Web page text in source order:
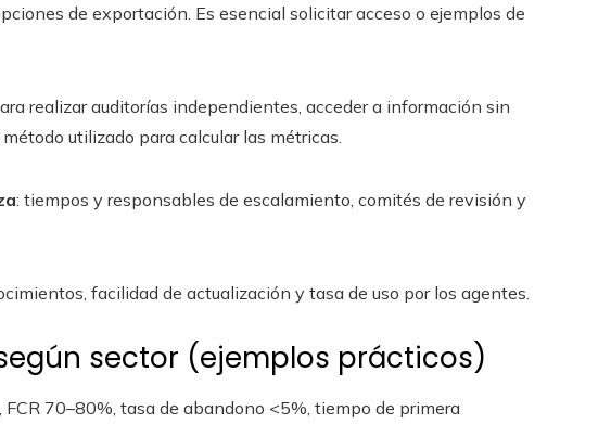
de exportación. Es esencial solicitar acceso o ejemplos de
realizar auditorías independientes, acceder a información sin
utilizado para calcular las métricas.
: tiempos y responsables de escalamiento, comités de revisión y
facilidad de actualización y tasa de uso por los agentes.
sector (ejemplos prácticos)
FCR 70–80%, tasa de abandono <5%, tiempo de primera